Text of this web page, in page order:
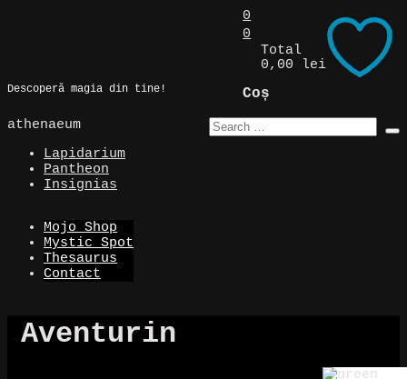
Descoperă magia din tine!
0
0
Total
0,00 lei
Coș
athenaeum
Lapidarium
Pantheon
Insignias
Mojo Shop
Mystic Spot
Thesaurus
Contact
Aventurin